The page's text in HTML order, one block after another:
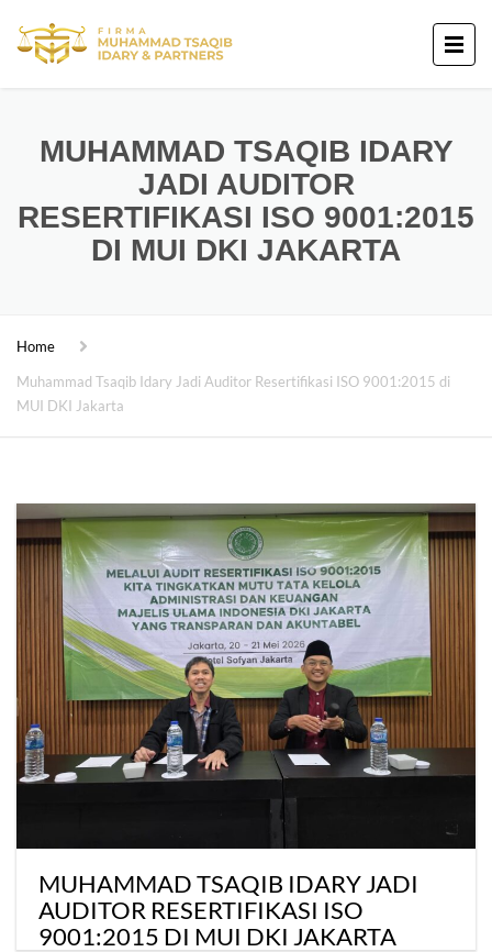
MUHAMMAD TSAQIB IDARY
JADI AUDITOR
RESERTIFIKASI ISO 9001:2015
DI MUI DKI JAKARTA
Home
Muhammad Tsaqib Idary Jadi Auditor Resertifikasi ISO 9001:2015 di
MUI DKI Jakarta
MUHAMMAD TSAQIB IDARY JADI
AUDITOR RESERTIFIKASI ISO
9001:2015 DI MUI DKI JAKARTA